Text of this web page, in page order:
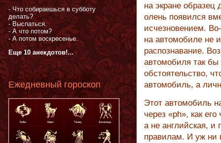
на экране
олень появился
исчезновением.
на автомобиле не
распознавание.
автомобиля так бы
обстоятельство,
автомобиль, а
Этот автомобиль
через «ph», как
а не английская, и
правилам. И уж ни
- Что собираешься в субботу
делать?
- Выспаться.
- А что потом?
- А потом воскресенье.
Еще 10 анекдотов!...
Ежедневный гороскоп